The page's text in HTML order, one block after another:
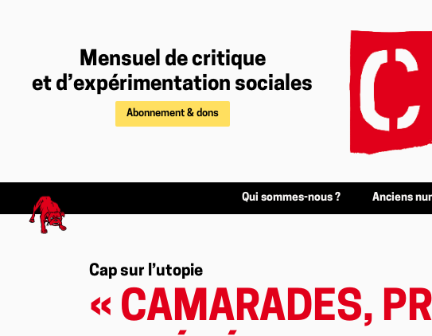
Mensuel de critique
et d’expérimentation sociales
Abonnement & dons
Qui sommes-nous ? Anciens
Cap sur l’utopie
« CAMARADES,